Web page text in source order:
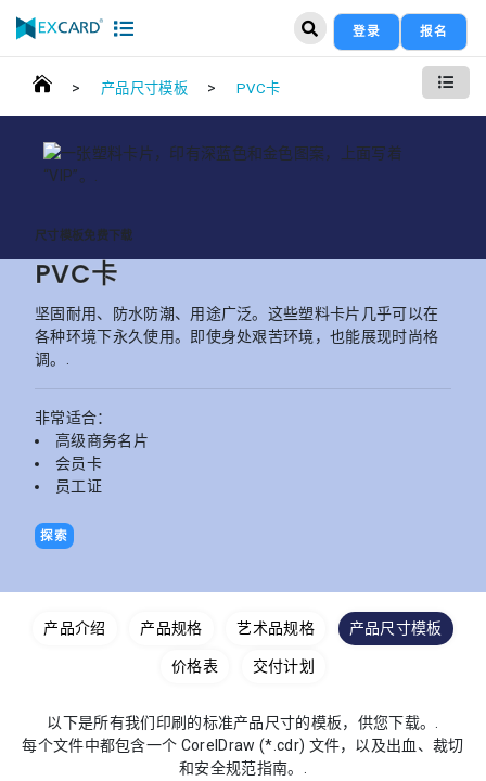
登录 报名
> 产品尺寸模板 > PVC卡
尺寸模板免费下载
PVC卡
坚固耐用、防水防潮、用途广泛。这些塑料卡片几乎可以在
各种环境下永久使用。即使身处艰苦环境，也能展现时尚格
调。.
非常适合：
高级商务名片
会员卡
员工证
探索
产品介绍 产品规格 艺术品规格 产品尺寸模板
价格表 交付计划
以下是所有我们印刷的标准产品尺寸的模板，供您下载。.
每个文件中都包含一个 CorelDraw (*.cdr) 文件，以及出血、裁切
和安全规范指南。.